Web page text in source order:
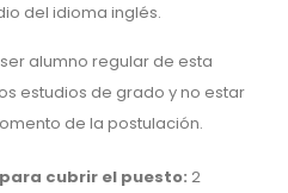
del idioma inglés.
alumno regular de esta
estudios de grado y no estar
de la postulación.
cubrir el puesto: 2